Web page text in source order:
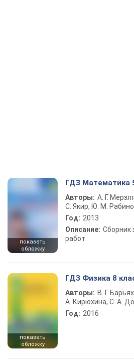
показать
обложку
ГДЗ Математика
Авторы: А. Г.
С. Якир, Ю. М.
Год: 2013
Описание: Сборник
работ
показать
обложку
ГДЗ Физика 8
Авторы: В. Г.
А. Кирюхина, С. А.
Год: 2016